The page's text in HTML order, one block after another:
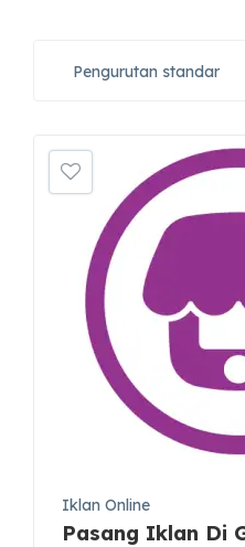
Pengurutan standar
Iklan Online
Pasang Iklan Di